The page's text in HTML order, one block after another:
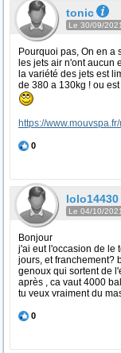
tonic
Le 30/09/
Pourquoi pas, On en a
les jets air n'ont aucun
la variété des jets est
de 380 a 130kg ! ou
https://
0
lolo14430
Le 04/10/
Bonjour
j'ai eut l'occasion de le
jours, et franchement?
genoux qui sortent de
après , ca vaut 4000
tu veux vraiment du
0